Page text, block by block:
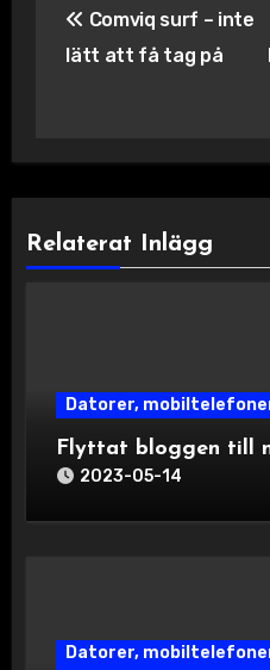
Comviq surf – inte
lätt att få tag på
Relaterat Inlägg
Datorer,
Flyttat bloggen till
2023-05-14
Datorer,